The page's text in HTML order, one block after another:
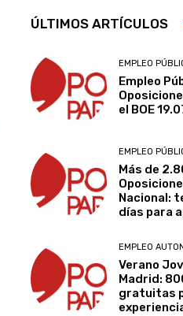
ÚLTIMOS ARTÍCULOS
EMPLEO
Empleo
el BOE
EMPLEO
Más de
Nacional:
días para
EMPLEO
Verano
Madrid:
gratuitas